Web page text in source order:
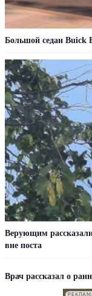
Большой седан Buick
Верующим
вне поста
Врач рассказал о